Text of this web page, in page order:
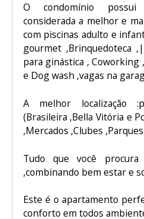
O condomínio possui
considerada a melhor e
com piscinas adulto e
gourmet ,Brinquedoteca
para ginástica , Coworking
e Dog wash ,vagas na
A melhor localização
(Brasileira ,Bella Vitória e
,Mercados ,Clubes ,Parques
Tudo que você
,combinando bem estar e
Este é o apartamento
conforto em todos